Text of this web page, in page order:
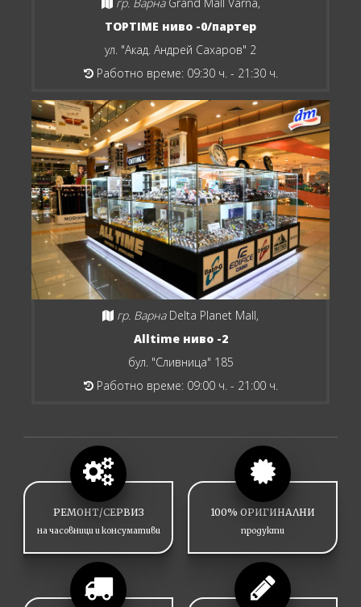
TOPTIME ниво -0/партер
ул. "Акад. Андрей Сахаров" 2
Работно време: 09:30 ч. - 21:30 ч.
гр. Варна Delta Planet Mall,
Alltime ниво -2
бул. "Сливница" 185
Работно време: 09:00 ч. - 21:00 ч.
РЕМОНТ/СЕРВИЗ
на часовници и консумативи
100% ОРИГИНАЛНИ
продукти